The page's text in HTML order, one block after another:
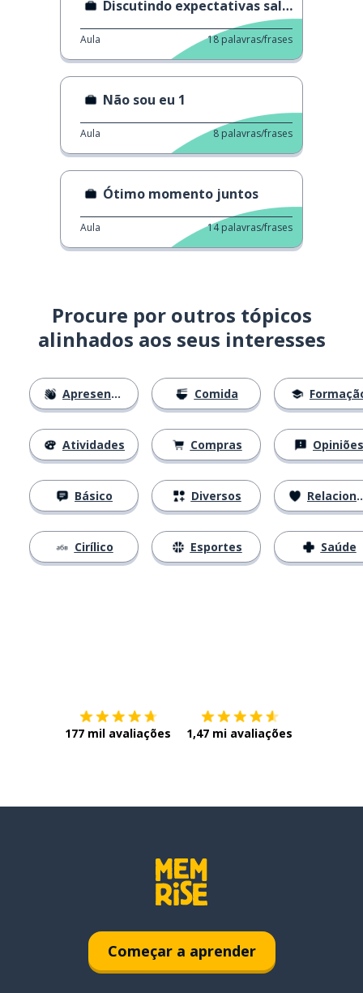
Discutindo expectativas salariais
Aula 18 palavras/frases
Não sou eu 1
Aula 8 palavras/frases
Ótimo momento juntos
Aula 14 palavras/frases
Procure por outros tópicos
alinhados aos seus interesses
Apresentações
Atividades
Básico
Cirílico
Comida
Compras
Diversos
Esportes
Opiniões
Relacionamentos
Saúde
177 mil avaliações 1,47 mi avaliações
Começar a aprender